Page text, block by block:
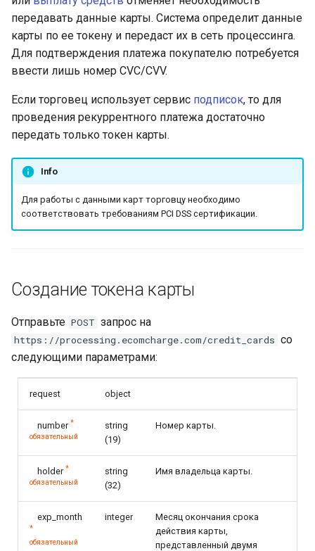
я
п
с
к
а
Тестовый режим
API version 3
платежа
Кастомизация
Запуск виджета с
магазина
Сервис отчетности
Параметры секции
smart_routing_verification
Параметры с
информацией о продаже
авиабилетов
передавать данные карты. Система определит данные
карты по ее токену и передаст их в сеть процессинга.
Для подтверждения платежа покупателю потребуется
ввести лишь номер CVC/CVV.
Если торговец использует сервис подписок, то для
проведения рекуррентного платежа достаточно
передать только токен карты.
Info
Для работы с данными карт торговцу необходимо
соответствовать требованиям PCI DSS сертификации.
Создание токена карты
Отправьте POST запрос на
https://processing.ecomcharge.com/credit_cards со
следующими параметрами:
request object
number*
обязательный
string
(19)
Номер карты.
holder*
обязательный
string
(32)
Имя владельца карты.
exp_month
*
обязательный
integer
Месяц окончания срока
действия карты,
представленный двумя